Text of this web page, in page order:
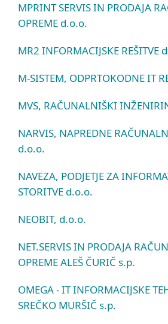
MPRINT SERVIS IN PRODAJA
OPREME d.o.o.
MR2 INFORMACIJSKE REŠITVE
M-SISTEM, ODPRTOKODNE IT
MVS, RAČUNALNIŠKI
NARVIS, NAPREDNE
d.o.o.
NAVEZA, PODJETJE ZA
STORITVE d.o.o.
NEOBIT, d.o.o.
NET.SERVIS IN PRODAJA
OPREME ALEŠ ČURIČ s.p.
OMEGA - IT INFORMACIJSKE
SREČKO MURŠIČ s.p.